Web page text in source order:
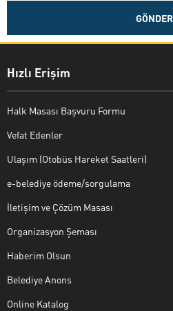
Hızlı Erişim
Halk Masası Başvuru Formu
Vefat Edenler
Ulaşım (Otobüs Hareket Saatleri)
e-belediye ödeme/sorgulama
İletişim ve Çözüm Masası
Organizasyon Şeması
Haberim Olsun
Belediye Anons
Online Katalog